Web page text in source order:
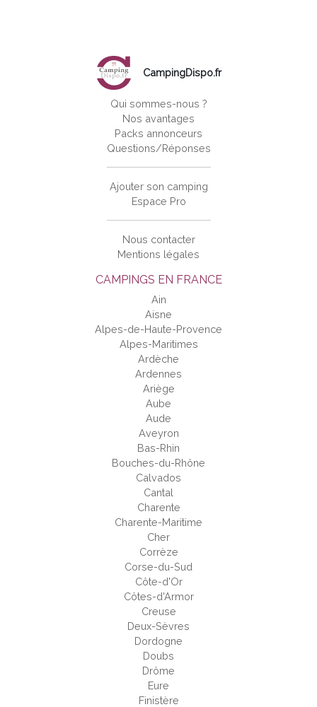
CAMPINGS EN FRANCE
Ain
Aisne
Alpes-de-Haute-Provence
Alpes-Maritimes
Ardèche
Ardennes
Ariège
Aube
Aude
Aveyron
Bas-Rhin
Bouches-du-Rhône
Calvados
Cantal
Charente
Charente-Maritime
Cher
Corrèze
Corse-du-Sud
Côte-d'Or
Côtes-d'Armor
Creuse
Deux-Sèvres
Dordogne
Doubs
Drôme
Eure
Finistère
CampingDispo.fr
Qui sommes-nous ?
Nos avantages
Packs annonceurs
Questions/Réponses
Ajouter son camping
Espace Pro
Nous contacter
Mentions légales